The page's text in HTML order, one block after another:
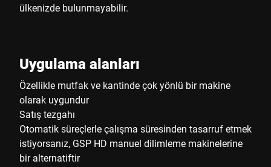
ülkenizde bulunmayabilir.
Uygulama alanları
Özellikle mutfak ve kantinde çok yönlü bir makine
olarak uygundur
Satış tezgahı
Otomatik süreçlerle çalışma süresinden tasarruf etmek
istiyorsanız, GSP HD manuel dilimleme makinelerine
bir alternatiftir